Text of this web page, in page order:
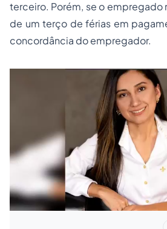
terceiro. Porém, se o empregado
de um terço de férias em
concordância do empregador.